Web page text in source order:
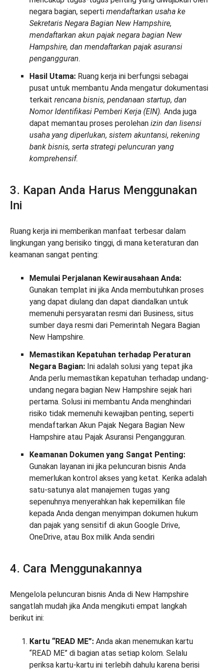
negara bagian, seperti mendaftarkan usaha ke
Sekretaris Negara Bagian New Hampshire,
mendaftarkan akun pajak negara bagian New
Hampshire, dan mendaftarkan pajak asuransi
pengangguran.
Hasil Utama: Ruang kerja ini berfungsi sebagai
pusat untuk membantu Anda mengatur dokumentasi
terkait rencana bisnis, pendanaan startup, dan
Nomor Identifikasi Pemberi Kerja (EIN). Anda juga
dapat memantau proses perolehan izin dan lisensi
usaha yang diperlukan, sistem akuntansi, rekening
bank bisnis, serta strategi peluncuran yang
komprehensif.
3. Kapan Anda Harus Menggunakan
Ini
Ruang kerja ini memberikan manfaat terbesar dalam
lingkungan yang berisiko tinggi, di mana keteraturan dan
keamanan sangat penting:
Memulai Perjalanan Kewirausahaan Anda:
Gunakan templat ini jika Anda membutuhkan proses
yang dapat diulang dan dapat diandalkan untuk
memenuhi persyaratan resmi dari Business, situs
sumber daya resmi dari Pemerintah Negara Bagian
New Hampshire.
Memastikan Kepatuhan terhadap Peraturan
Negara Bagian: Ini adalah solusi yang tepat jika
Anda perlu memastikan kepatuhan terhadap undang-
undang negara bagian New Hampshire sejak hari
pertama. Solusi ini membantu Anda menghindari
risiko tidak memenuhi kewajiban penting, seperti
mendaftarkan Akun Pajak Negara Bagian New
Hampshire atau Pajak Asuransi Pengangguran.
Keamanan Dokumen yang Sangat Penting:
Gunakan layanan ini jika peluncuran bisnis Anda
memerlukan kontrol akses yang ketat. Kerika adalah
satu-satunya alat manajemen tugas yang
sepenuhnya menyerahkan hak kepemilikan file
kepada Anda dengan menyimpan dokumen hukum
dan pajak yang sensitif di akun Google Drive,
OneDrive, atau Box milik Anda sendiri
4. Cara Menggunakannya
Mengelola peluncuran bisnis Anda di New Hampshire
sangatlah mudah jika Anda mengikuti empat langkah
berikut ini:
Kartu “READ ME”: Anda akan menemukan kartu
“READ ME” di bagian atas setiap kolom. Selalu
periksa kartu-kartu ini terlebih dahulu karena berisi